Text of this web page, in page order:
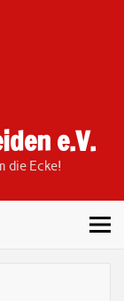
e.V.
die Ecke!